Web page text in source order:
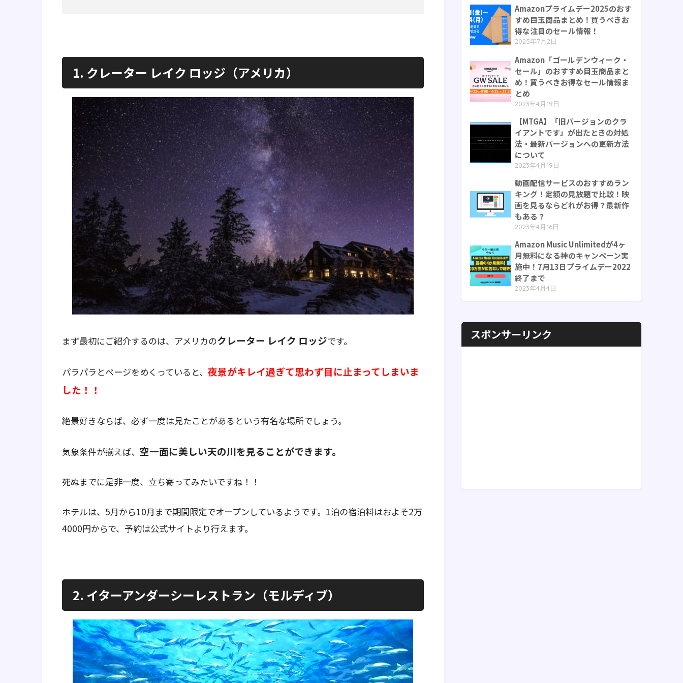
1. クレーター レイク ロッジ（アメリカ）
まず最初にご紹介するのは、アメリカのクレーター レイク ロッジです。
パラパラとページをめくっていると、 夜景がキレイ過ぎて思わず目に止まってしまいま
した！！
絶景好きならば、必ず一度は見たことがあるという有名な場所でしょう。
気象条件が揃えば、 空一面に美しい天の川を見ることができます。
死ぬまでに是非一度、立ち寄ってみたいですね！！
ホテルは、5月から10月まで期間限定でオープンしているようです。1泊の宿泊料はおよそ2万
4000円からで、予約は公式サイトより行えます。
2. イターアンダーシーレストラン（モルディブ）
Amazonプライムデー2025のおす
すめ目玉商品まとめ！買うべきお
得な注目のセール情報！
2025年7月2日
Amazon「ゴールデンウィーク・
セール」のおすすめ目玉商品まと
め！買うべきお得なセール情報ま
とめ
2023年4月19日
【MTGA】「旧バージョンのクラ
イアントです」が出たときの対処
法・最新バージョンへの更新方法
について
2023年4月19日
動画配信サービスのおすすめラン
キング！定額の見放題で比較！映
画を見るならどれがお得？最新作
もある？
2023年4月16日
Amazon Music Unlimitedが4ヶ
月無料になる神のキャンペーン実
施中！7月13日プライムデー2022
終了まで
2023年4月4日
スポンサーリンク